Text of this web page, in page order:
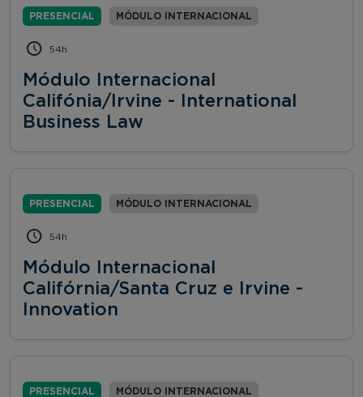
PRESENCIAL MÓDULO INTERNACIONAL
54h
Módulo Internacional
Califónia/Irvine - International
Business Law
PRESENCIAL MÓDULO INTERNACIONAL
54h
Módulo Internacional
Califórnia/Santa Cruz e Irvine -
Innovation
PRESENCIAL MÓDULO INTERNACIONAL